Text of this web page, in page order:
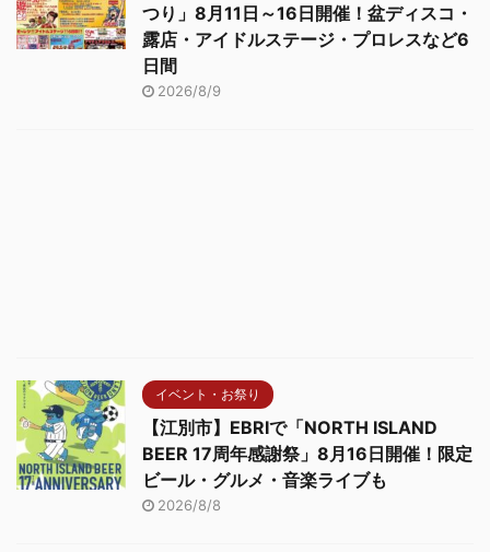
つり」8月11日～16日開催！盆ディスコ・
露店・アイドルステージ・プロレスなど6
日間
2026/8/9
イベント・お祭り
【江別市】EBRIで「NORTH ISLAND
BEER 17周年感謝祭」8月16日開催！限定
ビール・グルメ・音楽ライブも
2026/8/8